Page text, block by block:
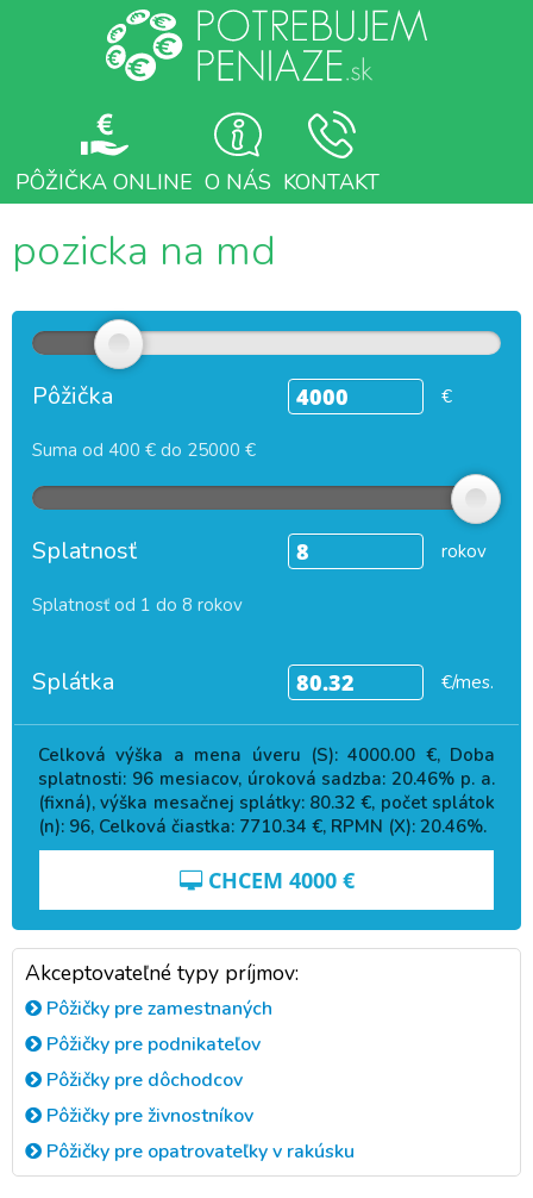
PÔŽIČKA ONLINE O NÁS KONTAKT
pozicka na md
Pôžička €
Suma od 400 € do 25000 €
Splatnosť rokov
Splatnosť od 1 do 8 rokov
Splátka €/mes.
Celková výška a mena úveru (S):4000.00 €, Doba
splatnosti: 96mesiacov, úroková sadzba:20.46% p. a.
(fixná), výška mesačnej splátky: 80.32 €, počet splátok
(n): 96, Celková čiastka: 7710.34 €, RPMN (X): 20.46%.
CHCEM 4000€
Akceptovateľné typy príjmov:
Pôžičky pre zamestnaných
Pôžičky pre podnikateľov
Pôžičky pre dôchodcov
Pôžičky pre živnostníkov
Pôžičky pre opatrovateľky v rakúsku